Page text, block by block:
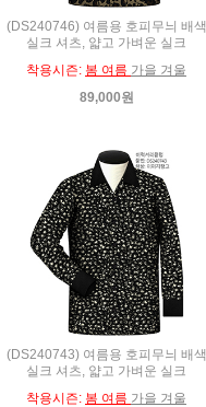
(DS240746) 여름용 호피무늬 배색
실크 셔츠, 얇고 가벼운 실크
착용시즌: 봄 여름 가을 겨울
89,000원
(DS240743) 여름용 호피무늬 배색
실크 셔츠, 얇고 가벼운 실크
착용시즌: 봄 여름 가을 겨울